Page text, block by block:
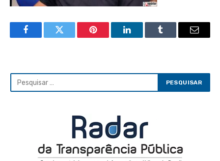
FacebookTwitter Pinterest LinkedInTumblr Email